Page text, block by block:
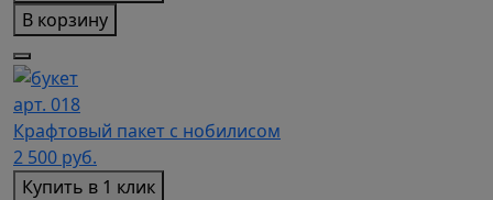
В корзину
арт. 018
Крафтовый пакет с нобилисом
2 500 руб.
Купить в 1 клик